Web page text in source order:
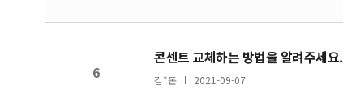
6
콘센트 교체하는 방법을 알려주세요.
김*돈 2021-09-07